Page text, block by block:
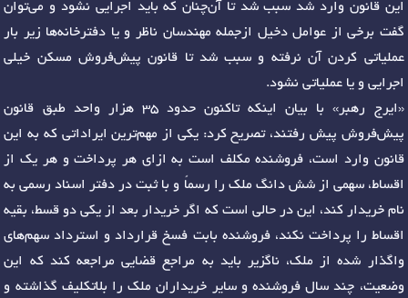
این قانون وارد شد سبب شد تا آن‌چنان که باید اجرایی نشود و می‌توان
گفت برخی از عوامل دخیل ازجمله مهندسان ناظر و یا دفترخانه‌ها زیر بار
عملیاتی کردن آن نرفته و سبب شد تا قانون پیش‌فروش مسکن خیلی
اجرایی و یا عملیاتی نشود.
«ایرج رهبر» با بیان اینکه تاکنون حدود ۳۵ هزار واحد طبق قانون
پیش‌فروش پیش رفتند، تصریح کرد: یکی از مهم‌ترین ایراداتی که به این
قانون وارد است، فروشنده مکلف است به ازای هر پرداخت و هر یک از
اقساط، سهمی از شش دانگ ملک را رسماً و با ثبت در دفتر اسناد رسمی به
نام خریدار کند، این در حالی است که اگر خریدار بعد از یکی دو قسط، بقیه
اقساط را پرداخت نکند، فروشنده بابت فسخ قرارداد و استرداد سهم‌های
واگذار شده از ملک، ناگزیر باید به مراجع قضایی مراجعه کند که این
وضعیت، چند سال فروشنده و سایر خریداران ملک را بلاتکلیف گذاشته و